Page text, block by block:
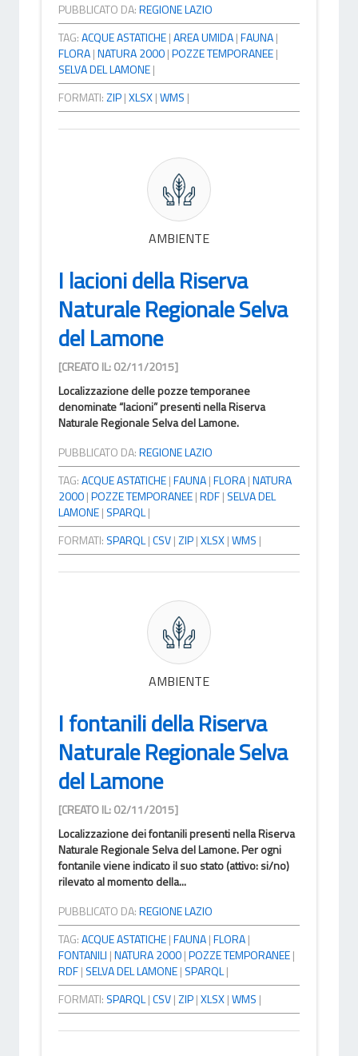
PUBBLICATO DA:REGIONE LAZIO
TAG:ACQUE ASTATICHE|AREA UMIDA|FAUNA|
FLORA|NATURA 2000|POZZE TEMPORANEE|
SELVA DEL LAMONE|
FORMATI:ZIP|XLSX|WMS |
AMBIENTE
I lacioni della Riserva
Naturale Regionale Selva
del Lamone
[CREATO IL: 02/11/2015]
Localizzazione delle pozze temporanee
denominate “lacioni” presenti nella Riserva
Naturale Regionale Selva del Lamone.
PUBBLICATO DA:REGIONE LAZIO
TAG:ACQUE ASTATICHE|FAUNA|FLORA|NATURA
2000|POZZE TEMPORANEE|RDF| SELVA DEL
LAMONE| SPARQL|
FORMATI: SPARQL|CSV|ZIP|XLSX|WMS |
AMBIENTE
I fontanili della Riserva
Naturale Regionale Selva
del Lamone
[CREATO IL: 02/11/2015]
Localizzazione dei fontanili presenti nella Riserva
Naturale Regionale Selva del Lamone. Per ogni
fontanile viene indicato il suo stato (attivo: si/no)
rilevato al momento della...
PUBBLICATO DA:REGIONE LAZIO
TAG:ACQUE ASTATICHE|FAUNA|FLORA|
FONTANILI |NATURA 2000|POZZE TEMPORANEE|
RDF| SELVA DEL LAMONE| SPARQL|
FORMATI: SPARQL|CSV|ZIP|XLSX|WMS |